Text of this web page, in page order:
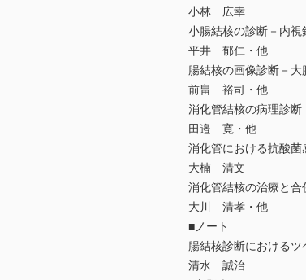
小林 広幸
小腸結核の診断－内
平井 郁仁・他
腸結核の画像診断－大
前畠 裕司・他
消化管結核の病理診断
田邉 寛・他
消化管における抗酸
大楠 清文
消化管結核の治療と合
大川 清孝・他
■ノート
腸結核診断における
清水 誠治